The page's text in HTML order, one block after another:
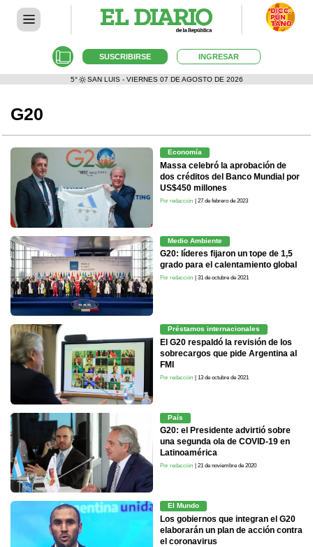
SUSCRIBIRSE INGRESAR
5° SAN LUIS - VIERNES 07 DE AGOSTO DE 2026
G20
Economía
Massa celebró la aprobación de
dos créditos del Banco Mundial por
US$450 millones
Por redacción | 27 de febrero de 2023
Medio Ambiente
G20: líderes fijaron un tope de 1,5
grado para el calentamiento global
Por redacción | 31 de octubre de 2021
Préstamos internacionales
El G20 respaldó la revisión de los
sobrecargos que pide Argentina al
FMI
Por redacción | 13 de octubre de 2021
País
G20: el Presidente advirtió sobre
una segunda ola de COVID-19 en
Latinoamérica
Por redacción | 21 de noviembre de 2020
El Mundo
Los gobiernos que integran el G20
elaborarán un plan de acción contra
el coronavirus